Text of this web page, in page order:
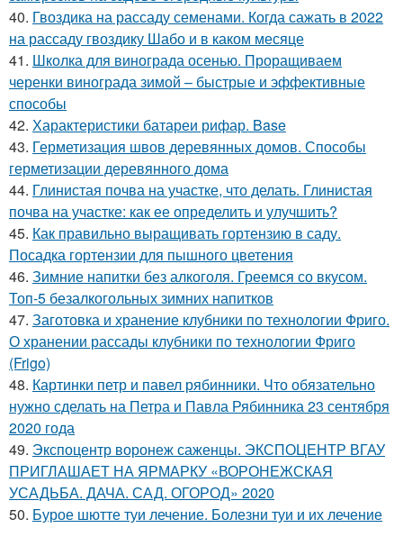
40. Гвоздика на рассаду семенами. Когда сажать в 2022
на рассаду гвоздику Шабо и в каком месяце
41. Школка для винограда осенью. Проращиваем
черенки винограда зимой – быстрые и эффективные
способы
42. Характеристики батареи рифар. Base
43. Герметизация швов деревянных домов. Способы
герметизации деревянного дома
44. Глинистая почва на участке, что делать. Глинистая
почва на участке: как ее определить и улучшить?
45. Как правильно выращивать гортензию в саду.
Посадка гортензии для пышного цветения
46. Зимние напитки без алкоголя. Греемся со вкусом.
Топ-5 безалкогольных зимних напитков
47. Заготовка и хранение клубники по технологии Фриго.
О хранении рассады клубники по технологии Фриго
(Frigo)
48. Картинки петр и павел рябинники. Что обязательно
нужно сделать на Петра и Павла Рябинника 23 сентября
2020 года
49. Экспоцентр воронеж саженцы. ЭКСПОЦЕНТР ВГАУ
ПРИГЛАШАЕТ НА ЯРМАРКУ «ВОРОНЕЖСКАЯ
УСАДЬБА. ДАЧА. САД. ОГОРОД» 2020
50. Бурое шютте туи лечение. Болезни туи и их лечение